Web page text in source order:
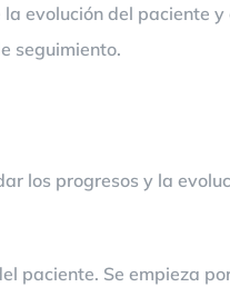
evolución del paciente
seguimiento.
los progresos y la
paciente. Se empieza